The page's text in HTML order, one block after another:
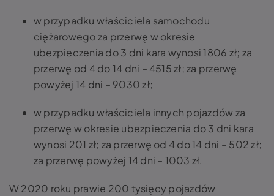
w przypadku właściciela samochodu
ciężarowego za przerwę w okresie
ubezpieczenia do 3 dni kara wynosi 1806 zł; za
przerwę od 4 do 14 dni – 4515 zł; za przerwę
powyżej 14 dni – 9030 zł;
w przypadku właściciela innych pojazdów za
przerwę w okresie ubezpieczenia do 3 dni kara
wynosi 201 zł; za przerwę od 4 do 14 dni – 502 zł;
za przerwę powyżej 14 dni – 1003 zł.
W 2020 roku prawie 200 tysięcy pojazdów